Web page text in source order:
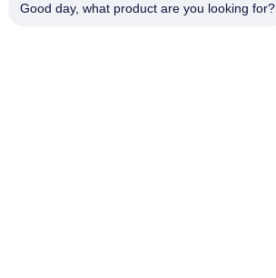
Good day, what product are you looking for?